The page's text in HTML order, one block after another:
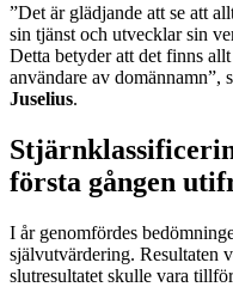
”Det är glädjande att se att
sin tjänst och utvecklar sin
Detta betyder att det finns
användare av domännamn”,
Juselius.
första gången
I år genomfördes
självutvärdering. Resultaten
slutresultatet skulle vara